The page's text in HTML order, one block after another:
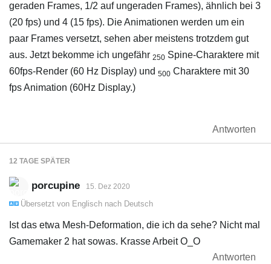
geraden Frames, 1/2 auf ungeraden Frames), ähnlich bei 3
(20 fps) und 4 (15 fps). Die Animationen werden um ein
paar Frames versetzt, sehen aber meistens trotzdem gut
aus. Jetzt bekomme ich ungefähr 250 Spine-Charaktere mit
60fps-Render (60 Hz Display) und 500 Charaktere mit 30
fps Animation (60Hz Display.)
Antworten
12 TAGE SPÄTER
porcupine 15. Dez 2020
Übersetzt von Englisch nach Deutsch
Ist das etwa Mesh-Deformation, die ich da sehe? Nicht mal
Gamemaker 2 hat sowas. Krasse Arbeit O_O
Antworten